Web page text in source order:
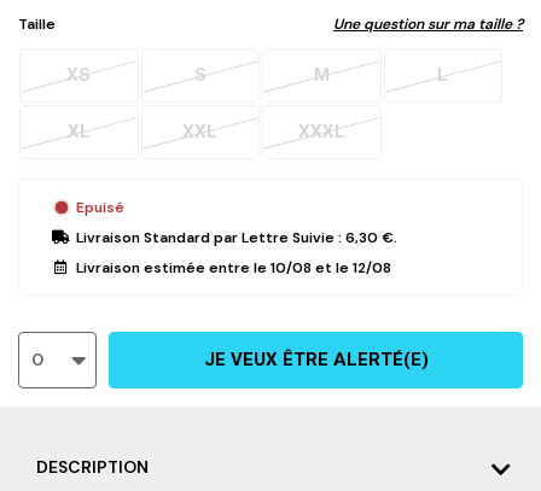
Taille Une question sur ma taille ?
XS S M L
XL XXL XXXL
Epuisé
Livraison Standardpar Lettre Suivie : 6,30 €.
Livraison estimée entre le10/08 et le12/08
0 JE VEUX ÊTRE ALERTÉ(E)
DESCRIPTION